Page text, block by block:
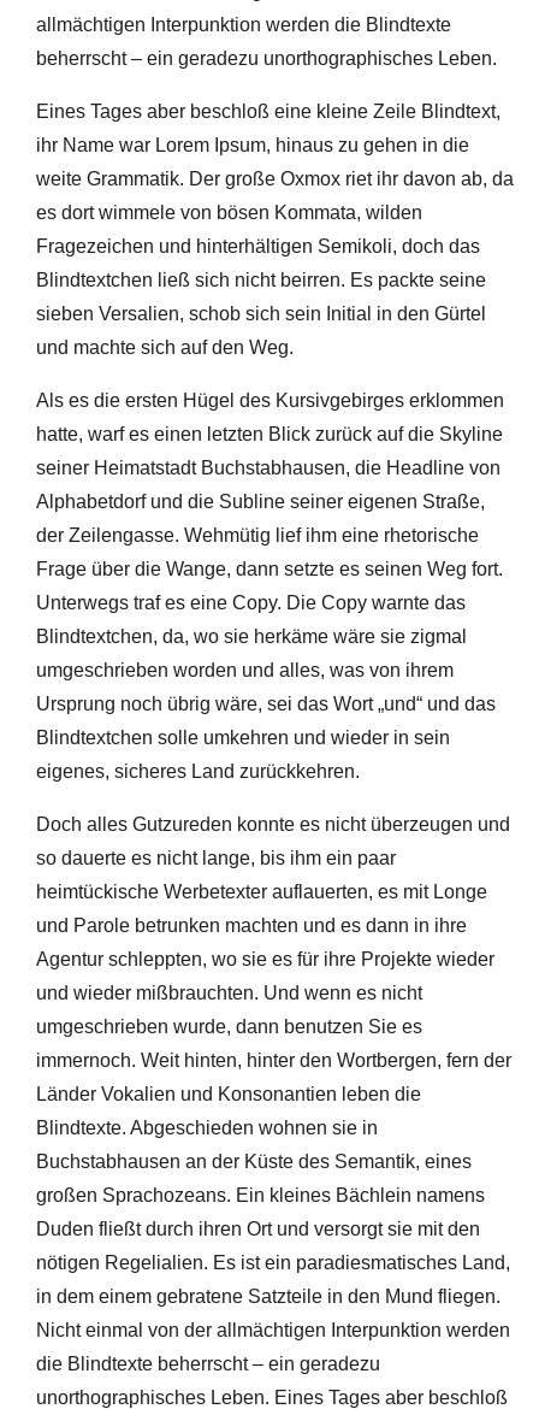
allmächtigen Interpunktion werden die Blindtexte
beherrscht – ein geradezu unorthographisches Leben.
Eines Tages aber beschloß eine kleine Zeile Blindtext,
ihr Name war Lorem Ipsum, hinaus zu gehen in die
weite Grammatik. Der große Oxmox riet ihr davon ab, da
es dort wimmele von bösen Kommata, wilden
Fragezeichen und hinterhältigen Semikoli, doch das
Blindtextchen ließ sich nicht beirren. Es packte seine
sieben Versalien, schob sich sein Initial in den Gürtel
und machte sich auf den Weg.
Als es die ersten Hügel des Kursivgebirges erklommen
hatte, warf es einen letzten Blick zurück auf die Skyline
seiner Heimatstadt Buchstabhausen, die Headline von
Alphabetdorf und die Subline seiner eigenen Straße,
der Zeilengasse. Wehmütig lief ihm eine rhetorische
Frage über die Wange, dann setzte es seinen Weg fort.
Unterwegs traf es eine Copy. Die Copy warnte das
Blindtextchen, da, wo sie herkäme wäre sie zigmal
umgeschrieben worden und alles, was von ihrem
Ursprung noch übrig wäre, sei das Wort „und“ und das
Blindtextchen solle umkehren und wieder in sein
eigenes, sicheres Land zurückkehren.
Doch alles Gutzureden konnte es nicht überzeugen und
so dauerte es nicht lange, bis ihm ein paar
heimtückische Werbetexter auflauerten, es mit Longe
und Parole betrunken machten und es dann in ihre
Agentur schleppten, wo sie es für ihre Projekte wieder
und wieder mißbrauchten. Und wenn es nicht
umgeschrieben wurde, dann benutzen Sie es
immernoch. Weit hinten, hinter den Wortbergen, fern der
Länder Vokalien und Konsonantien leben die
Blindtexte. Abgeschieden wohnen sie in
Buchstabhausen an der Küste des Semantik, eines
großen Sprachozeans. Ein kleines Bächlein namens
Duden fließt durch ihren Ort und versorgt sie mit den
nötigen Regelialien. Es ist ein paradiesmatisches Land,
in dem einem gebratene Satzteile in den Mund fliegen.
Nicht einmal von der allmächtigen Interpunktion werden
die Blindtexte beherrscht – ein geradezu
unorthographisches Leben. Eines Tages aber beschloß